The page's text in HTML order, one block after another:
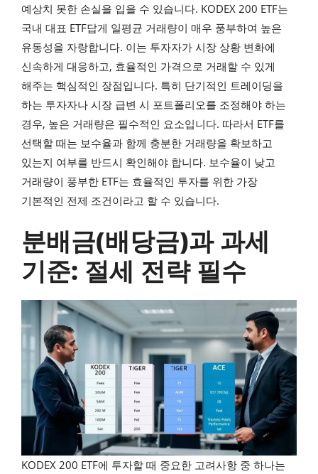
예상치 못한 손실을 입을 수 있습니다. KODEX 200 ETF는
국내 대표 ETF답게 일평균 거래량이 매우 풍부하여 높은
유동성을 자랑합니다. 이는 투자자가 시장 상황 변화에
신속하게 대응하고, 효율적인 가격으로 거래할 수 있게
해주는 핵심적인 장점입니다. 특히 단기적인 트레이딩을
하는 투자자나 시장 급변 시 포트폴리오를 조정해야 하는
경우, 높은 거래량은 필수적인 요소입니다. 따라서 ETF를
선택할 때는 보수율과 함께 충분한 거래량을 확보하고
있는지 여부를 반드시 확인해야 합니다. 보수율이 낮고
거래량이 풍부한 ETF는 효율적인 투자를 위한 가장
기본적인 전제 조건이라고 할 수 있습니다.
분배금(배당금)과 과세
기준: 절세 전략 필수
KODEX 200 ETF에 투자할 때 중요한 고려사항 중 하나는